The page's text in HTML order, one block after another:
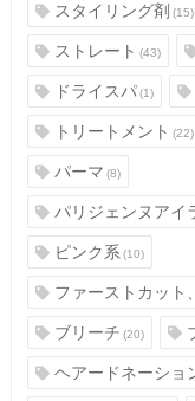
スタイリング剤(15)
ストレート(43)
ドライスパ(1)
トリートメント(22)
パーマ(8)
パリジェンヌアイ
ピンク系(10)
ファーストカット
ブリーチ(20)
ヘアードネーショ